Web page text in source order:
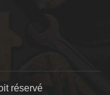
réservé